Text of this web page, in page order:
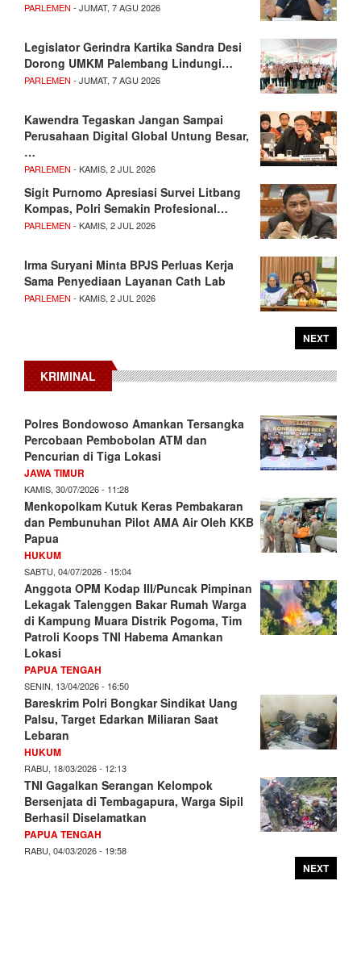
PARLEMEN - JUMAT, 7 AGU 2026
Legislator Gerindra Kartika Sandra Desi
Dorong UMKM Palembang Lindungi…
PARLEMEN - JUMAT, 7 AGU 2026
Kawendra Tegaskan Jangan Sampai
Perusahaan Digital Global Untung Besar,
…
PARLEMEN - KAMIS, 2 JUL 2026
Sigit Purnomo Apresiasi Survei Litbang
Kompas, Polri Semakin Profesional…
PARLEMEN - KAMIS, 2 JUL 2026
Irma Suryani Minta BPJS Perluas Kerja
Sama Penyediaan Layanan Cath Lab
PARLEMEN - KAMIS, 2 JUL 2026
NEXT
KRIMINAL
Polres Bondowoso Amankan Tersangka
Percobaan Pembobolan ATM dan
Pencurian di Tiga Lokasi
JAWA TIMUR
KAMIS, 30/07/2026 - 11:28
Menkopolkam Kutuk Keras Pembakaran
dan Pembunuhan Pilot AMA Air Oleh KKB
Papua
HUKUM
SABTU, 04/07/2026 - 15:04
Anggota OPM Kodap III/Puncak Pimpinan
Lekagak Talenggen Bakar Rumah Warga
di Kampung Muara Distrik Pogoma, Tim
Patroli Koops TNI Habema Amankan
Lokasi
PAPUA TENGAH
SENIN, 13/04/2026 - 16:50
Bareskrim Polri Bongkar Sindikat Uang
Palsu, Target Edarkan Miliaran Saat
Lebaran
HUKUM
RABU, 18/03/2026 - 12:13
TNI Gagalkan Serangan Kelompok
Bersenjata di Tembagapura, Warga Sipil
Berhasil Diselamatkan
PAPUA TENGAH
RABU, 04/03/2026 - 19:58
NEXT